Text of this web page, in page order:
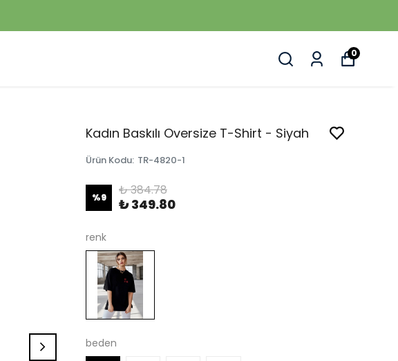
0
Kadın Baskılı Oversize T-Shirt - Siyah
Ürün Kodu: TR-4820-1
%9 ₺ 384.78
₺ 349.80
renk
beden